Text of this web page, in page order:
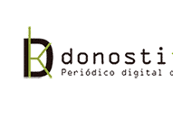
contenido